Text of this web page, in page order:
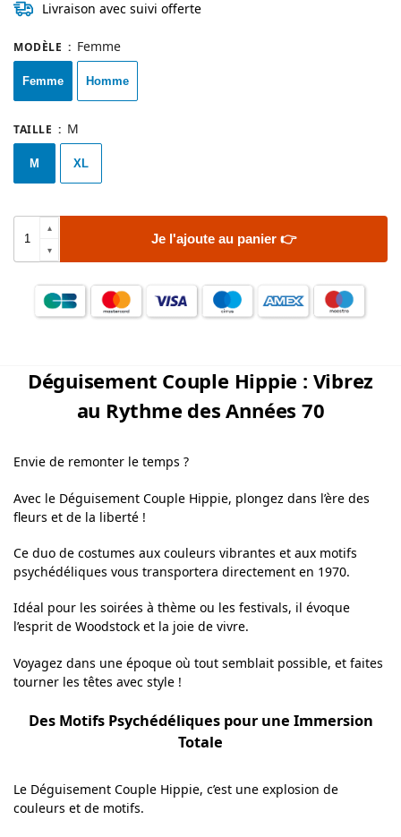
Livraison avec suivi offerte
MODÈLE : Femme
Femme Homme
TAILLE : M
M XL
Je l'ajoute au panier 👉
Déguisement Couple Hippie : Vibrez
au Rythme des Années 70
Envie de remonter le temps ?
Avec le Déguisement Couple Hippie, plongez dans l’ère des
fleurs et de la liberté !
Ce duo de costumes aux couleurs vibrantes et aux motifs
psychédéliques vous transportera directement en 1970.
Idéal pour les soirées à thème ou les festivals, il évoque
l’esprit de Woodstock et la joie de vivre.
Voyagez dans une époque où tout semblait possible, et faites
tourner les têtes avec style !
Des Motifs Psychédéliques pour une Immersion
Totale
Le Déguisement Couple Hippie, c’est une explosion de
couleurs et de motifs.